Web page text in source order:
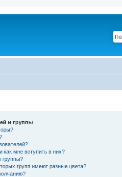
и группы
как мне вступить в них?
группы?
групп имеют разные цвета?